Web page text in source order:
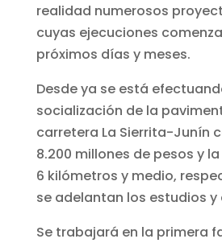
realidad numerosos
cuyas ejecuciones
próximos días y meses.
Desde ya se está
socialización de la
carretera La Sierrita-Junín
8.200 millones de pesos y
6 kilómetros y medio,
se adelantan los estudios y
Se trabajará en la primera